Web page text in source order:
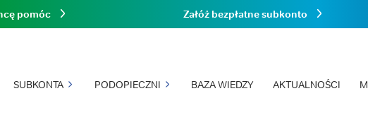
SUBKONTA PODOPIECZNI BAZA WIEDZY AKTUALNOŚCI
pomóc Załóż bezpłatne subkonto